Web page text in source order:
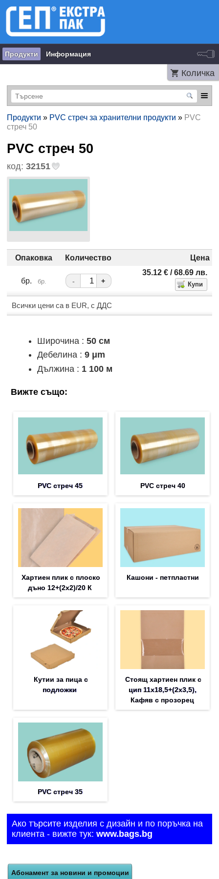
Продукти Информация
Количка
Продукти » PVC стреч за хранителни продукти » PVC
стреч 50
PVC стреч 50
код: 32151
Опаковка Количество Цена
бр. бр. - +
35.12 €/ 68.69 лв.
Всички цени са в EUR, с ДДС
Широчина : 50 см
Дебелина : 9 μm
Дължина : 1 100 м
Вижте също:
PVC стреч 45 PVC стреч 40
Хартиен плик с плоско
дъно 12+(2х2)/20 К
Кашони - петпластни
Кутии за пица с
подложки
Стоящ хартиен плик с
цип 11х18,5+(2х3,5),
Кафяв с прозорец
PVC стреч 35
Ако търсите изделия с дизайн и по поръчка на
клиента - вижте тук: www.bags.bg